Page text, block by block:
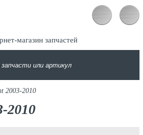
магазин запчастей
2003-2010
2010